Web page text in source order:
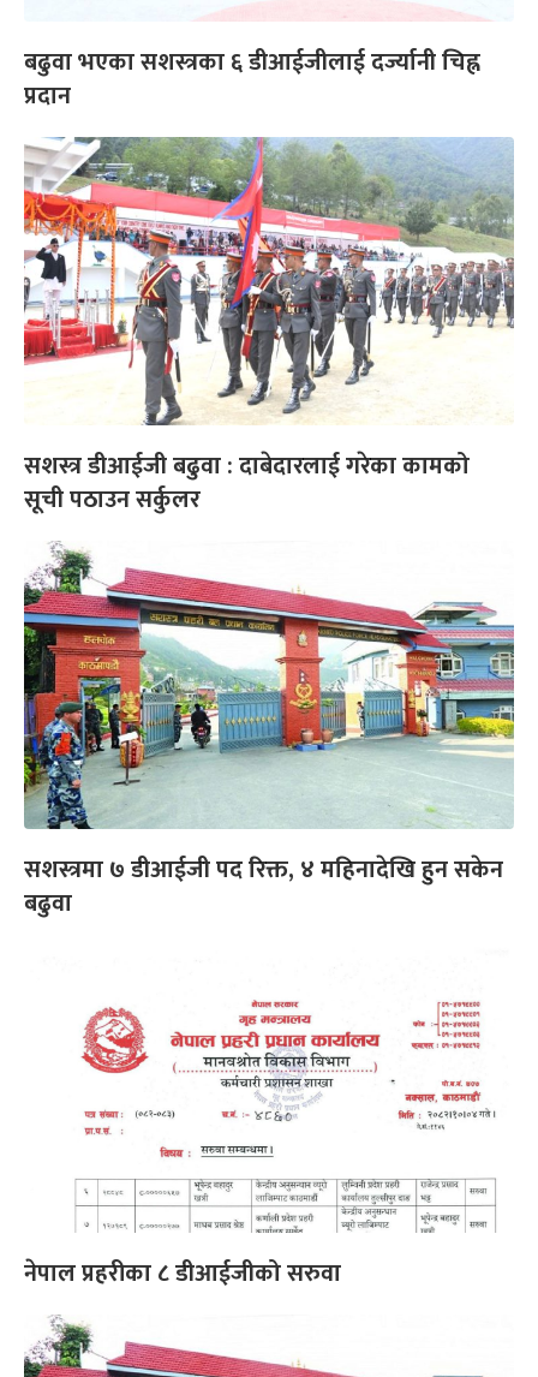
बढुवा भएका सशस्त्रका ६ डीआईजीलाई दर्ज्यानी चिह्न
प्रदान
सशस्त्र डीआईजी बढुवा : दाबेदारलाई गरेका कामको
सूची पठाउन सर्कुलर
सशस्त्रमा ७ डीआईजी पद रिक्त, ४ महिनादेखि हुन सकेन
बढुवा
नेपाल प्रहरीका ८ डीआईजीको सरुवा